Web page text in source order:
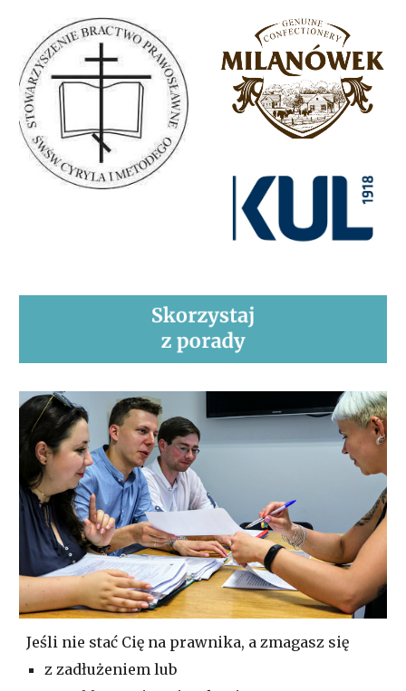
Jeśli nie stać Cię na prawnika, a zmagasz się
z zadłużeniem lub